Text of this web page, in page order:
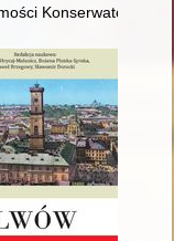
: Wiele-Karsin : 2001-
Konserwatorskie